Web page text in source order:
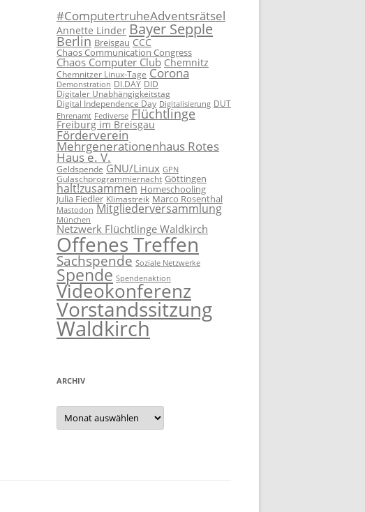
#ComputertruheAdventsrätsel
Annette Linder Bayer Sepple
Berlin Breisgau CCC
Chaos Communication Congress
Chaos Computer Club Chemnitz
Chemnitzer Linux-Tage Corona
Demonstration DI.DAY DID
Digitaler Unabhängigkeitstag
Digital Independence Day Digitalisierung DUT
Ehrenamt Fediverse Flüchtlinge
Freiburg im Breisgau
Förderverein
Mehrgenerationenhaus Rotes
Haus e. V.
Geldspende GNU/Linux GPN
Gulaschprogrammiernacht Göttingen
halt!zusammen Homeschooling
Julia Fiedler Klimastreik Marco Rosenthal
Mastodon Mitgliederversammlung
München
Netzwerk Flüchtlinge Waldkirch
Offenes Treffen
Sachspende Soziale Netzwerke
Spende Spendenaktion
Videokonferenz
Vorstandssitzung
Waldkirch
ARCHIV
Archiv